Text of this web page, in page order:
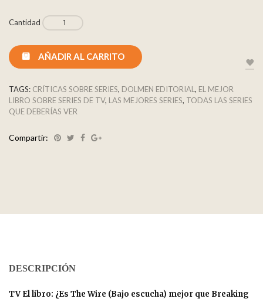
Cantidad
AÑADIR AL CARRITO
TAGS: CRÍTICAS SOBRE SERIES, DOLMEN EDITORIAL , EL MEJOR
LIBRO SOBRE SERIES DE TV, LAS MEJORES SERIES, TODAS LAS SERIES
QUE DEBERÍAS VER
Compartir:
DESCRIPCIÓN
TV El libro: ¿Es The Wire (Bajo escucha) mejor que Breaking